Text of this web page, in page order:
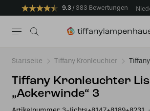
9.3 383 Bewertungen
Startseite Tiffany Kronleuchter
Tiffany Kronleuchter
„Ackerwinde“ 3